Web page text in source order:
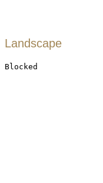
Landscape